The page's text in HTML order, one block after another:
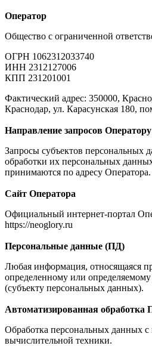
Оператор
Общество с ограниченной
ОГРН 1062312033740
ИНН 2312127006
КПП 231201001
Фактический адрес: 350000,
Краснодар, ул. Карасунская 180,
Направление запросов Оператору
Запросы субъектов персональных
обработки их персональных
принимаются по адресу Оператора.
Сайт Оператора
Официальный интернет-портал
https://neoglory.ru
Персональные данные (ПД)
Любая информация, относящаяся
определенному или
(субъекту персональных данных).
Автоматизированная обработка
Обработка персональных данных
вычислительной техники.